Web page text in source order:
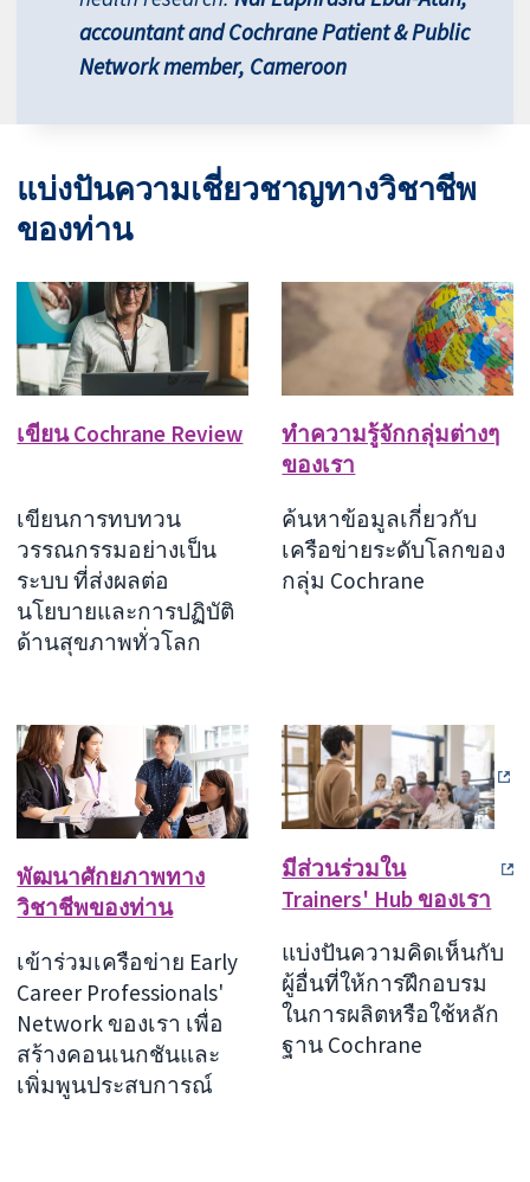
accountant and Cochrane Patient & Public
Network member, Cameroon
แบ่งปันความเชี่ยวชาญทางวิชาชีพ
ของท่าน
เขียน Cochrane Review
เขียนการทบทวน
วรรณกรรมอย่างเป็น
ระบบ ที่ส่งผลต่อ
นโยบายและการปฏิบัติ
ด้านสุขภาพทั่วโลก
ทำความรู้จักกลุ่มต่างๆ
ของเรา
ค้นหาข้อมูลเกี่ยวกับ
เครือข่ายระดับโลกของ
กลุ่ม Cochrane
พัฒนาศักยภาพทาง
วิชาชีพของท่าน
เข้าร่วมเครือข่าย Early
Career Professionals'
Network ของเรา เพื่อ
สร้างคอนเนกชันและ
เพิ่มพูนประสบการณ์
มีส่วนร่วมใน
Trainers' Hub ของเรา
แบ่งปันความคิดเห็นกับ
ผู้อื่นที่ให้การฝึกอบรม
ในการผลิตหรือใช้หลัก
ฐาน Cochrane